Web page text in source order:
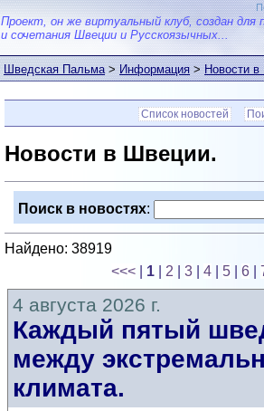
Проект, он же виртуальный клуб, создан для
и сочетания Швеции и Русскоязычных...
Шведская Пальма>Информация>Новости
Список новостей
Новости в Швеции.
Поиск в новостях:
Найдено: 38919
<<<
1 2 3 4 5 6
4 августа 2026 г.
Каждый пятый
между
климата.